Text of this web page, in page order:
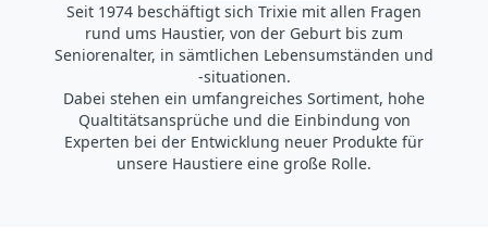
Seit 1974 beschäftigt sich Trixie mit allen Fragen
rund ums Haustier, von der Geburt bis zum
Seniorenalter, in sämtlichen Lebensumständen und
-situationen.
Dabei stehen ein umfangreiches Sortiment, hohe
Qualtitätsansprüche und die Einbindung von
Experten bei der Entwicklung neuer Produkte für
unsere Haustiere eine große Rolle.